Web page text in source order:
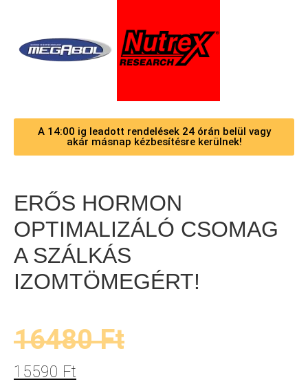
A 14:00 ig leadott rendelések 24 órán belül vagy
akár másnap kézbesítésre kerülnek!
ERŐS HORMON
OPTIMALIZÁLÓ CSOMAG
A SZÁLKÁS
IZOMTÖMEGÉRT!
16480Ft
15590 Ft